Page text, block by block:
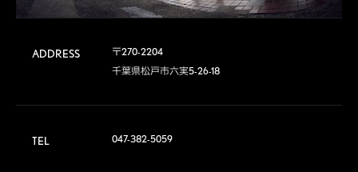
ADDRESS
〒270-2204
千葉県松戸市六実5-26-18
TEL 047-382-5059